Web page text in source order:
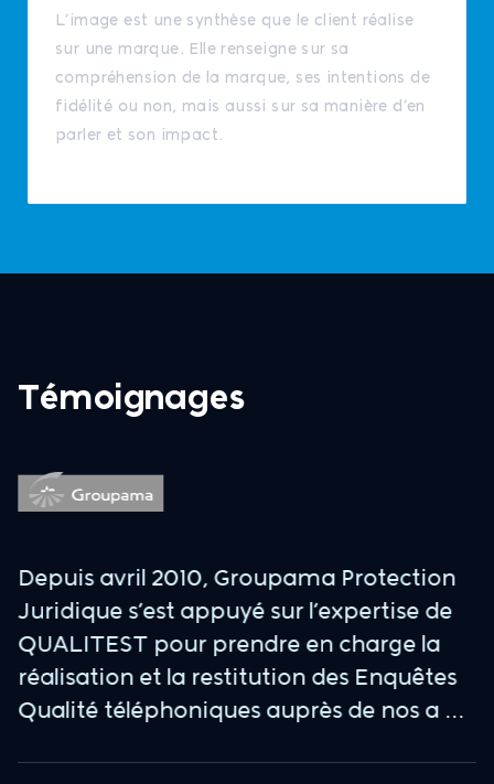
L’image est une synthèse que le client réalise
sur une marque. Elle renseigne sur sa
compréhension de la marque, ses intentions de
fidélité ou non, mais aussi sur sa manière d’en
parler et son impact.
Témoignages
Depuis avril 2010, Groupama Protection
Juridique s’est appuyé sur l’expertise de
QUALITEST pour prendre en charge la
réalisation et la restitution des Enquêtes
Qualité téléphoniques auprès de nos a ...